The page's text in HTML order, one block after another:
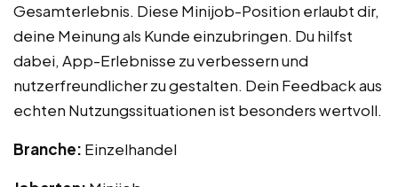
Gesamterlebnis. Diese Minijob-Position erlaubt dir,
deine Meinung als Kunde einzubringen. Du hilfst
dabei, App-Erlebnisse zu verbessern und
nutzerfreundlicher zu gestalten. Dein Feedback aus
echten Nutzungssituationen ist besonders wertvoll.
Branche: Einzelhandel